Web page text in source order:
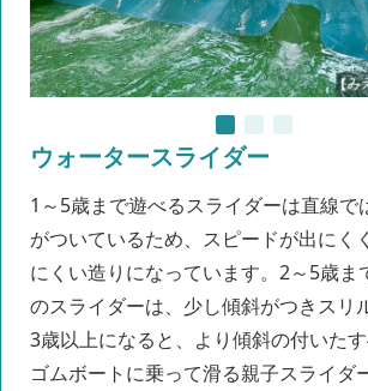
ウォータースライダー
1～5歳まで遊べるスライダーは直線で
がついているため、スピードが出にく
にくい造りになっています。2～5歳ま
のスライダーは、少し傾斜がつきスリ
3歳以上になると、より傾斜の付いたす
ゴムボートに乗って滑る親子スライダ